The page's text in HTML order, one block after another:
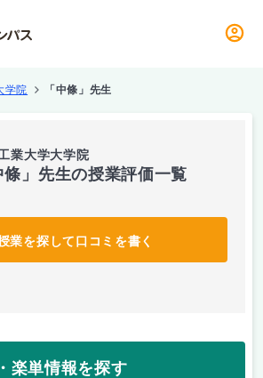
学院 「中條」先生
業大学大学院
條」先生の授業評価一覧
業を探して口コミを書く
楽単情報を探す